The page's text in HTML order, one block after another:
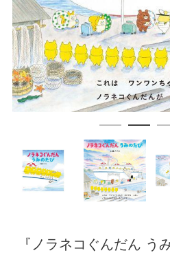
『ノラネコぐんだん う